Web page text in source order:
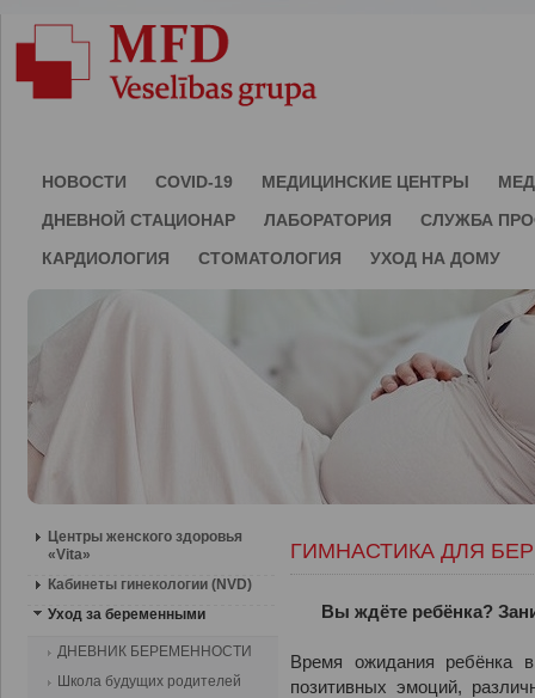
НОВОСТИ COVID-19 МЕДИЦИНСКИЕ ЦЕНТРЫ
ДНЕВНОЙ СТАЦИОНАР
ЛАБОРАТОРИЯ
СЛУЖБА
КАРДИОЛОГИЯ
СТОМАТОЛОГИЯ УХОД НА ДОМУ
Центры женского здоровья
«Vita»
Кабинеты гинекологии (NVD)
Уход за беременными
ДНЕВНИК БЕРЕМЕННОСТИ
Школа будущих родителей
ГИМНАСТИКА ДЛЯ
Вы ждёте ребёнка?
Время ожидания
позитивных эмоций,